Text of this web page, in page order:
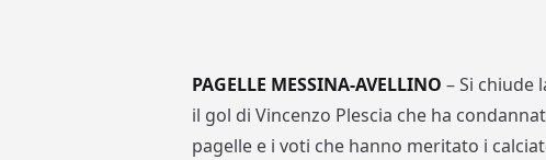
PAGELLE MESSINA-AVELLINO – Si chiude
il gol di Vincenzo Plescia che ha
pagelle e i voti che hanno meritato i